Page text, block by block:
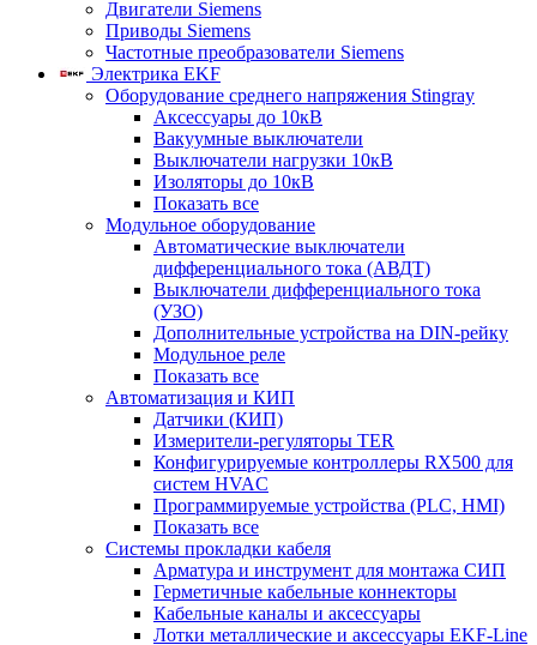
Двигатели Siemens
Приводы Siemens
Частотные преобразователи Siemens
Электрика EKF
Оборудование среднего напряжения Stingray
Аксессуары до 10кВ
Вакуумные выключатели
Выключатели нагрузки 10кВ
Изоляторы до 10кВ
Показать все
Модульное оборудование
Автоматические выключатели
дифференциального тока (АВДТ)
Выключатели дифференциального тока
(УЗО)
Дополнительные устройства на DIN-рейку
Модульное реле
Показать все
Автоматизация и КИП
Датчики (КИП)
Измерители-регуляторы TER
Конфигурируемые контроллеры RX500 для
систем HVAC
Программируемые устройства (PLC, HMI)
Показать все
Системы прокладки кабеля
Арматура и инструмент для монтажа СИП
Герметичные кабельные коннекторы
Кабельные каналы и аксессуары
Лотки металлические и аксессуары EKF-Line